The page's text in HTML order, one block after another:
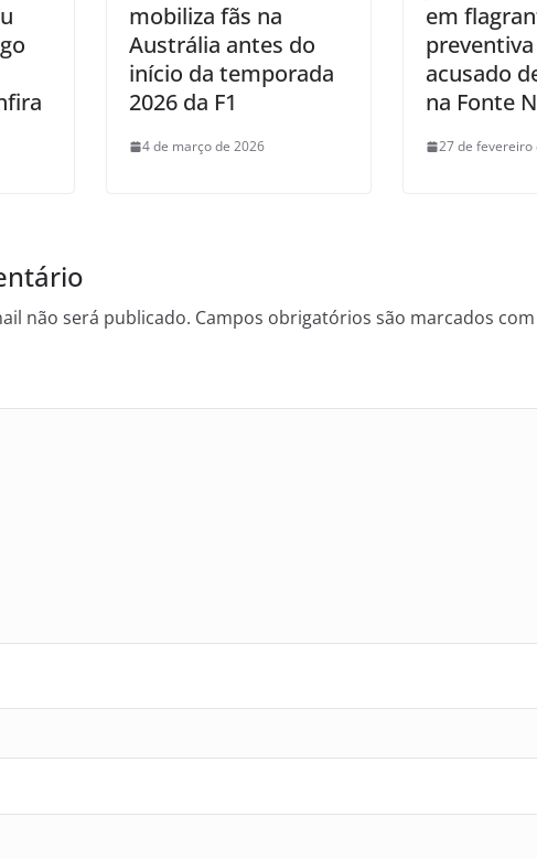
mobiliza fãs na
Austrália antes do
início da temporada
2026 da F1
4 de março de 2026
em
acusado
na Fonte
27 de fevereiro
não será publicado. Campos obrigatórios são marcados com